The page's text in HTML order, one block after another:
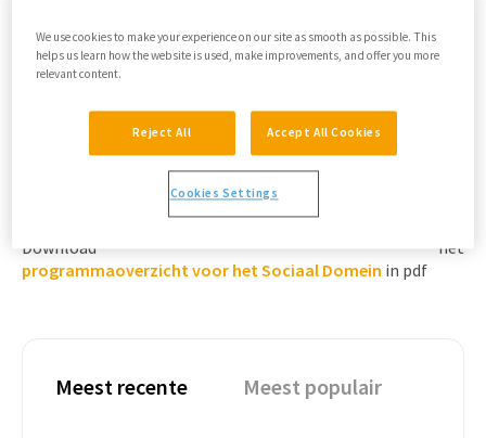
Download hetgehele programmaoverzicht in pdf
Download het
Download het
programmaoverzicht voor GGZ kind & jeugdin pdf
Download het
programmaoverzicht voor de ziekenhuiszorg
Download het
programmaoverzicht voor de huisartsenzorg
Download het
programmaoverzicht voor het Sociaal Domein in pdf
Meest recente Meest populair
We use cookies to make your experience on our site as smooth as possible. This
helps us learn how the website is used, make improvements, and offer you more
relevant content.
Reject All Accept All Cookies
Cookies Settings